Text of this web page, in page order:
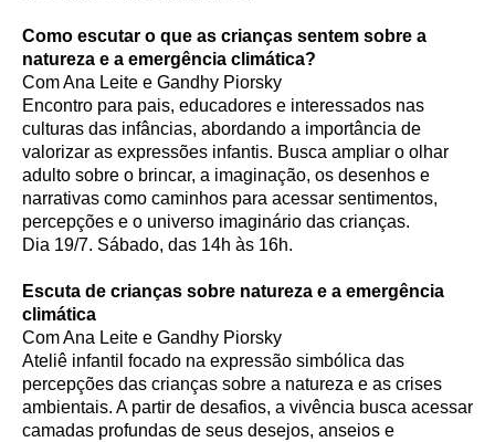
Como escutar o que as crianças sentem sobre a
natureza e a emergência climática?
Com Ana Leite e Gandhy Piorsky
Encontro para pais, educadores e interessados nas
culturas das infâncias, abordando a importância de
valorizar as expressões infantis. Busca ampliar o olhar
adulto sobre o brincar, a imaginação, os desenhos e
narrativas como caminhos para acessar sentimentos,
percepções e o universo imaginário das crianças.
Dia 19/7. Sábado, das 14h às 16h.
Escuta de crianças sobre natureza e a emergência
climática
Com Ana Leite e Gandhy Piorsky
Ateliê infantil focado na expressão simbólica das
percepções das crianças sobre a natureza e as crises
ambientais. A partir de desafios, a vivência busca acessar
camadas profundas de seus desejos, anseios e